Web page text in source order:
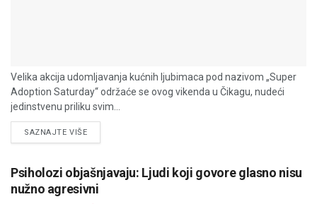
Velika akcija udomljavanja kućnih ljubimaca pod nazivom „Super
Adoption Saturday“ održaće se ovog vikenda u Čikagu, nudeći
jedinstvenu priliku svim...
SAZNAJTE VIŠEDETAILS
Psiholozi objašnjavaju: Ljudi koji govore glasno nisu
nužno agresivni